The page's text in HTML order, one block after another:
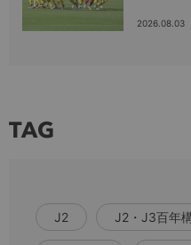
2026.08.03
TAG
J2 J2・J3百年